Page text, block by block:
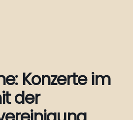
Konzerte im
der